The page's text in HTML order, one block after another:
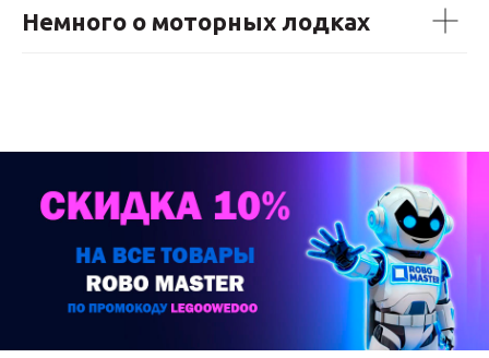
Немного о моторных лодках